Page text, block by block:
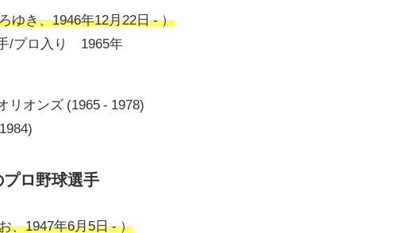
ゆき、1946年12月22日 - ）
/プロ入り 1965年
リオンズ (1965 - 1978)
ロ野球選手
、1947年6月5日 - ）